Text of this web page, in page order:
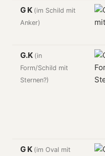
G K (im Schild mit
Anker)
G.K (in
Form/Schild mit
Sternen?)
G K (im Oval mit